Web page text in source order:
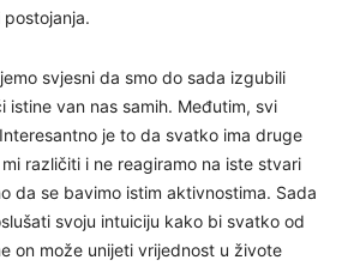
svjesni da smo do sada izgubili
istine van nas samih. Međutim, svi
je to da svatko ima druge
različiti i ne reagiramo na iste stvari
da se bavimo istim aktivnostima. Sada
svoju intuiciju kako bi svatko od
on može unijeti vrijednost u živote